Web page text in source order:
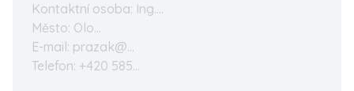
Kontaktní osoba: Ing....
Město: Olo...
E-mail: prazak@...
Telefon: +420 585...